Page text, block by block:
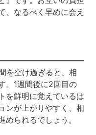
、なるべく早めに会え
を空け過ぎると、相
。1週間後に2回目の
を鮮明に覚えているは
ンが上がりやすく、相
られるでしょう。